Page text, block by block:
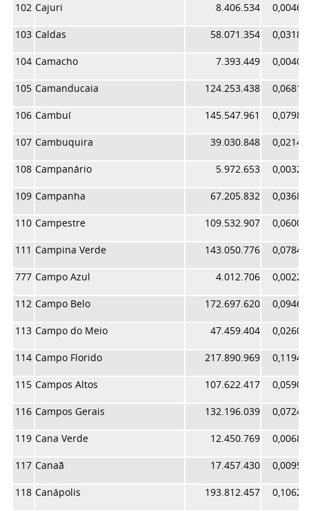
102 Cajuri 8.406.534
103 Caldas 58.071.354
104 Camacho 7.393.449
105 Camanducaia 124.253.438
106 Cambuí 145.547.961
107 Cambuquira 39.030.848
108 Campanário 5.972.653
109 Campanha 67.205.832
110 Campestre 109.532.907
111 Campina Verde 143.050.776
777 Campo Azul 4.012.706
112 Campo Belo 172.697.620
113 Campo do Meio 47.459.404
114 Campo Florido 217.890.969
115 Campos Altos 107.622.417
116 Campos Gerais 132.196.039
119 Cana Verde 12.450.769
117 Canaã 17.457.430
118 Canápolis 193.812.457